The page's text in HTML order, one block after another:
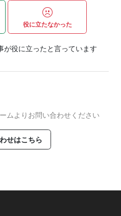
役に立たなかった
が役に立ったと言っています
ムよりお問い合わせください
せはこちら